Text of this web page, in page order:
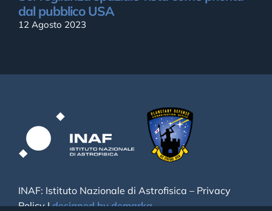
dal pubblico USA
12 Agosto 2023
INAF: Istituto Nazionale di Astrofisica – Privacy
Policy|designed by demarka